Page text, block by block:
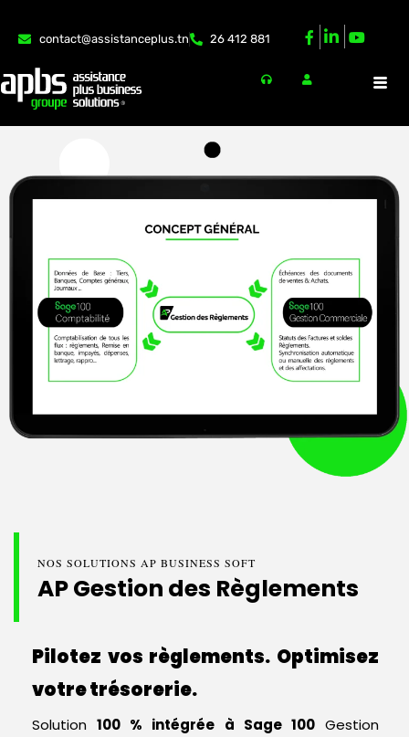
contact@assistanceplus.tn 26 412 881
NOS SOLUTIONS AP BUSINESS SOFT
AP Gestion des Règlements
Pilotez vos règlements. Optimisez
votre trésorerie.
Solution100 % intégrée à Sage 100Gestion